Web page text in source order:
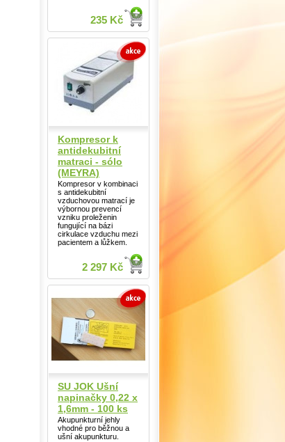
235 Kč
Kompresor k
antidekubitní
matraci - sólo
(MEYRA)
Kompresor v kombinaci
s antidekubitní
vzduchovou matrací je
výbornou prevencí
vzniku proleženin
fungující na bázi
cirkulace vzduchu mezi
pacientem a lůžkem.
2 297 Kč
SU JOK Ušní
napinačky 0,22 x
1,6mm - 100 ks
Akupunkturní jehly
vhodné pro běžnou a
ušní akupunkturu.